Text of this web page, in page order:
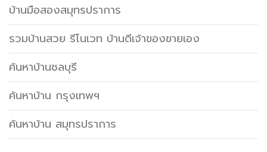
บ้านมือสองสมุทรปราการ
รวมบ้านสวย รีโนเวท บ้านดีเจ้าของขายเอง
ค้นหาบ้านชลบุรี
ค้นหาบ้าน กรุงเทพฯ
ค้นหาบ้าน สมุทรปราการ